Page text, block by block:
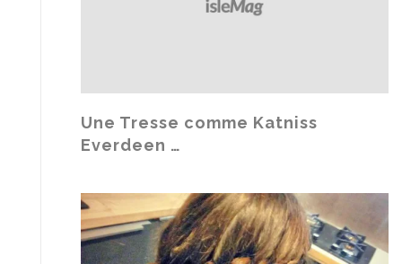
Une Tresse comme Katniss
Everdeen …